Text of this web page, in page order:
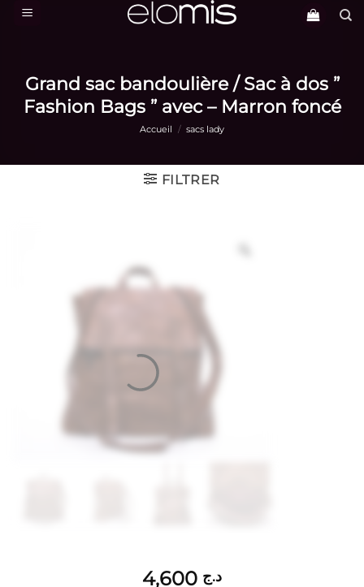
Passer
Grand sac bandoulière / Sac à dos ”
Fashion Bags ” avec – Marron foncé
Accueil / sacs lady
FILTRER
د.ج